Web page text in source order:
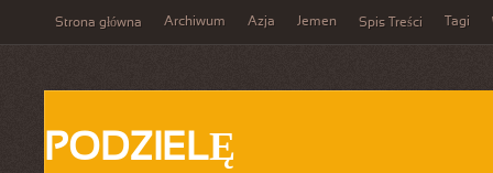
Strona główna Archiwum Azja Jemen Spis Treści Tagi
PODZIELĘ